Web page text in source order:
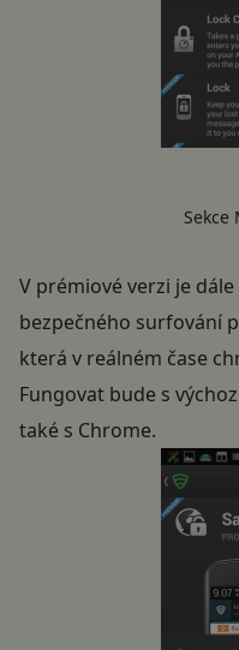
Sekce
V prémiové verzi je
bezpečného surfování
která v reálném čase
Fungovat bude s
také s Chrome.